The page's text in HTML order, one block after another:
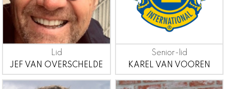
Lid
JEF VAN OVERSCHELDE
Senior-lid
KAREL VAN VOOREN